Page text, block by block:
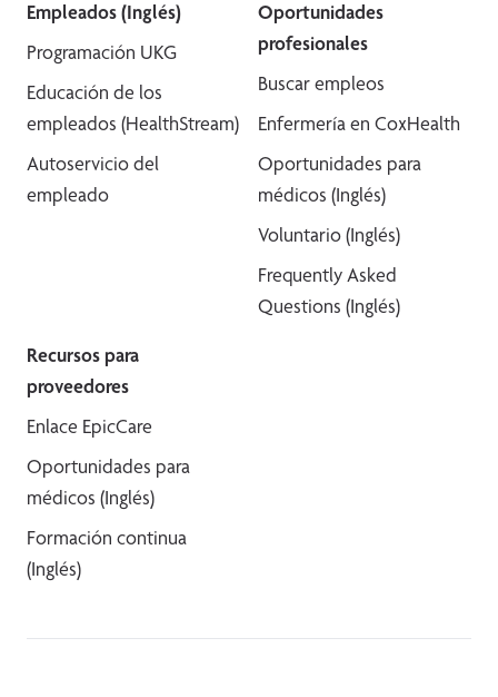
Empleados (Inglés)
Programación UKG
Educación de los
empleados (HealthStream)
Autoservicio del
empleado
Oportunidades
profesionales
Buscar empleos
Enfermería en CoxHealth
Oportunidades para
médicos (Inglés)
Voluntario (Inglés)
Frequently Asked
Questions (Inglés)
Recursos para
proveedores
Enlace EpicCare
Oportunidades para
médicos (Inglés)
Formación continua
(Inglés)